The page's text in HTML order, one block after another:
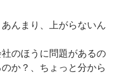
んまり、上がらないん
のほうに問題があるの
か？、ちょっと分から